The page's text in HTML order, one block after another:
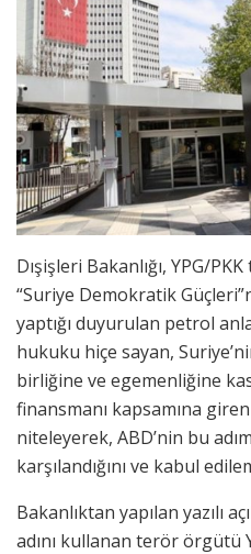
Dışişleri Bakanlığı, YPG/
“Suriye Demokratik
yaptığı duyurulan petrol
hukuku hiçe sayan,
birliğine ve egemenliğine
finansmanı kapsamına
niteleyerek, ABD’nin bu
karşılandığını ve kabul
Bakanlıktan yapılan yazılı
adını kullanan terör örgütü